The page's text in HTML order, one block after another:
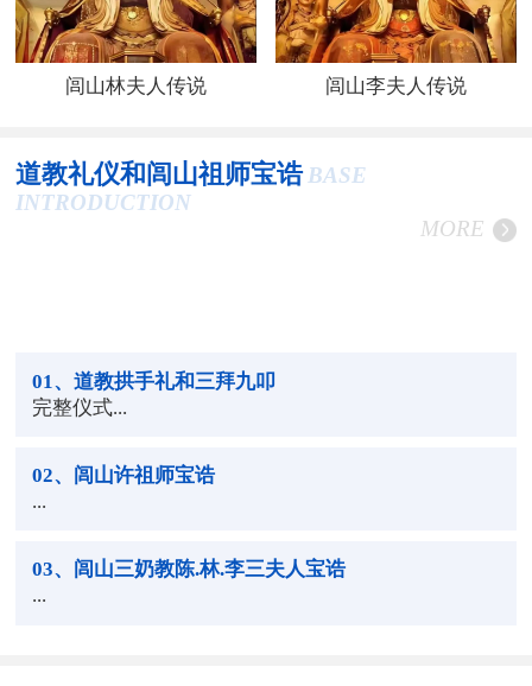
闾山林夫人传说 闾山李夫人传说
道教礼仪和闾山祖师宝诰 BASE
INTRODUCTION
MORE
01 、道教拱手礼和三拜九叩
完整仪式...
02、闾山许祖师宝诰
...
03、闾山三奶教陈.林.李三夫人宝诰
...